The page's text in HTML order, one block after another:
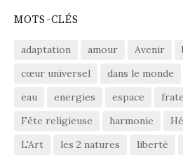
MOTS-CLÉS
adaptation amour Avenir
cœur universel
dans le monde
eau
energies espace
Fête religieuse
harmonie
L'Art
les 2 natures liberté